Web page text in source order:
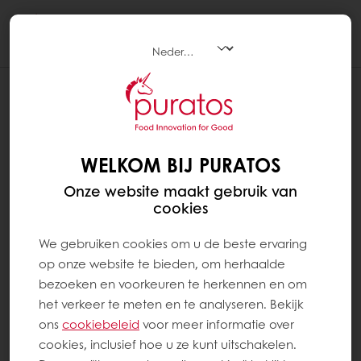
RECEPTEN TOEVOEGEN AAN MIJN
FAVORIETEN - TABLET EN MOBIEL
1. Ga naar de sectie Recepten:
2. Als u geïnteresseerd bent in een recept, klik
dan op het hartje rechtsboven. Wanneer het
hartje is ingevuld, betekent dit dat het recept
is toegevoegd aan je favorieten.
3. Om terug te keren naar uw dashboard en
de recepten te zien die u hebt opgeslagen,
klikt u op het pictogram "MyPuratos".
WELKOM BIJ PURATOS
Onze website maakt gebruik van
cookies
We gebruiken cookies om u de beste ervaring
op onze website te bieden, om herhaalde
bezoeken en voorkeuren te herkennen en om
het verkeer te meten en te analyseren. Bekijk
ons ​​cookiebeleid voor meer informatie over
cookies, inclusief hoe u ze kunt uitschakelen.